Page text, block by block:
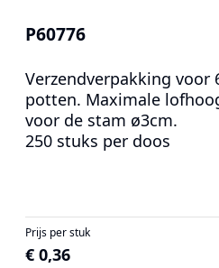
P60776
Verzendverpakking voor
potten. Maximale
voor de stam ø3cm.
250 stuks per doos
Prijs per stuk
€ 0,36